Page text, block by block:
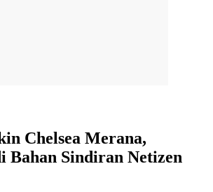
Chelsea Merana,
Bahan Sindiran Netizen